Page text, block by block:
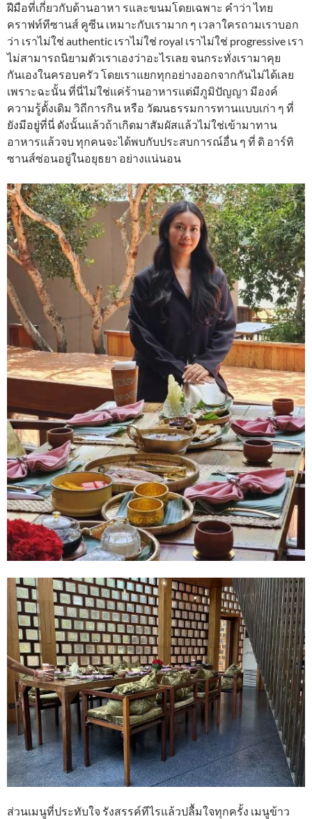
ฝีมือที่เกี่ยวกับด้านอาหา รและขนมโดยเฉพาะ คำว่า ไทย
คราฟท์ทีซานส์ คูซีน เหมาะกับเรามาก ๆ เวลาใครถามเราบอก
ว่า เราไม่ใช่ authentic เราไม่ใช่ royal เราไม่ใช่ progressive เรา
ไม่สามารถนิยามตัวเราเองว่าอะไรเลย จนกระทั่งเรามาคุย
กันเองในครอบครัว โดยเราแยกทุกอย่างออกจากกันไม่ได้เลย
เพราะฉะนั้น ที่นี่ไม่ใช่แค่ร้านอาหารแต่มีภูมิปัญญา มีองค์
ความรู้ดั้งเดิม วิถีการกิน หรือ วัฒนธรรมการทานแบบเก่า ๆ ที่
ยังมีอยู่ที่นี่ ดังนั้นแล้วถ้าเกิดมาสัมผัสแล้วไม่ใช่เข้ามาทาน
อาหารแล้วจบ ทุกคนจะได้พบกับประสบการณ์อื่น ๆ ที่ ดิ อาร์ทิ
ซานส์ซ่อนอยู่ในอยุธยา อย่างแน่นอน
ส่วนเมนูที่ประทับใจ รังสรรค์ทีไรแล้วปลื้มใจทุกครั้ง เมนูข้าว